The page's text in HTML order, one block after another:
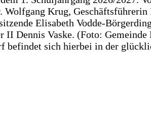
Wolfgang Krug, Geschäftsführerin
Elisabeth Vodde-
II Dennis Vaske. (Foto:
befindet sich hierbei in der